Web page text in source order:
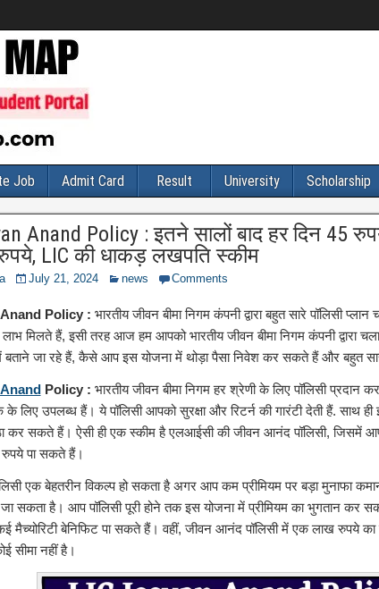
Job Admit Card Result University Scholarship
Anand Policy : इतने सालों बाद हर दिन 45
LIC की धाकड़ लखपति स्कीम
July 21, 2024 news Comments
Policy : भारतीय जीवन बीमा निगम कंपनी द्वारा बहुत सारे पॉलिसी
मिलते हैं, इसी तरह आज हम आपको भारतीय जीवन बीमा निगम कंपनी द्वारा
बताने जा रहे हैं, कैसे आप इस योजना में थोड़ा पैसा निवेश कर सकते हैं और बहुत
AnandPolicy : भारतीय जीवन बीमा निगम हर श्रेणी के लिए पॉलिसी प्रदान
के लिए उपलब्ध हैं। ये पॉलिसी आपको सुरक्षा और रिटर्न की गारंटी देती हैं. साथ
कर सकते हैं। ऐसी ही एक स्कीम है एलआईसी की जीवन आनंद पॉलिसी, जिसमें आप
पा सकते हैं।
एक बेहतरीन विकल्प हो सकता है अगर आप कम प्रीमियम पर बड़ा मुनाफा
जा सकता है। आप पॉलिसी पूरी होने तक इस योजना में प्रीमियम का भुगतान कर
मैच्योरिटी बेनिफिट पा सकते हैं। वहीं, जीवन आनंद पॉलिसी में एक लाख रुपये का
सीमा नहीं है।